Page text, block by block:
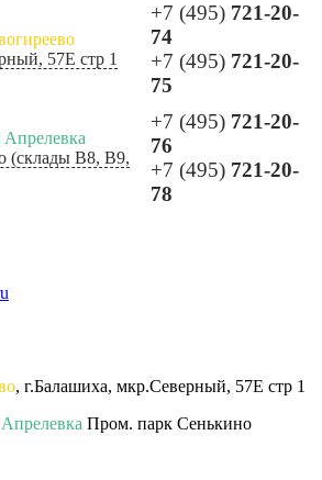
57Е стр 1
+7 (495) 721-20-
74
+7 (495) 721-20-
75
(склады B8, B9,
+7 (495) 721-20-
76
+7 (495) 721-20-
78
, г.Балашиха, мкр.Северный, 57Е стр 1
Пром. парк Сенькино